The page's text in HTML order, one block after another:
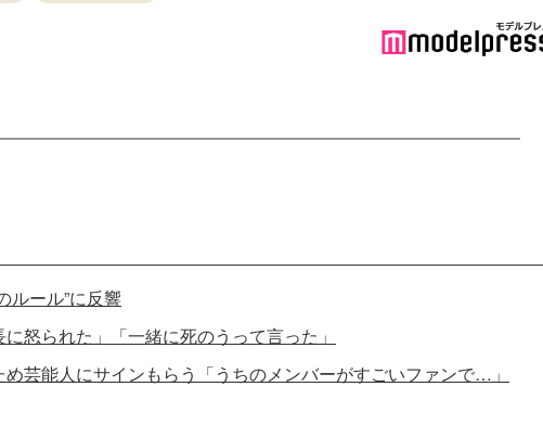
ルール”に反響
怒られた」「一緒に死のうって言った」
め芸能人にサインもらう「うちのメンバーがすごいファンで…」